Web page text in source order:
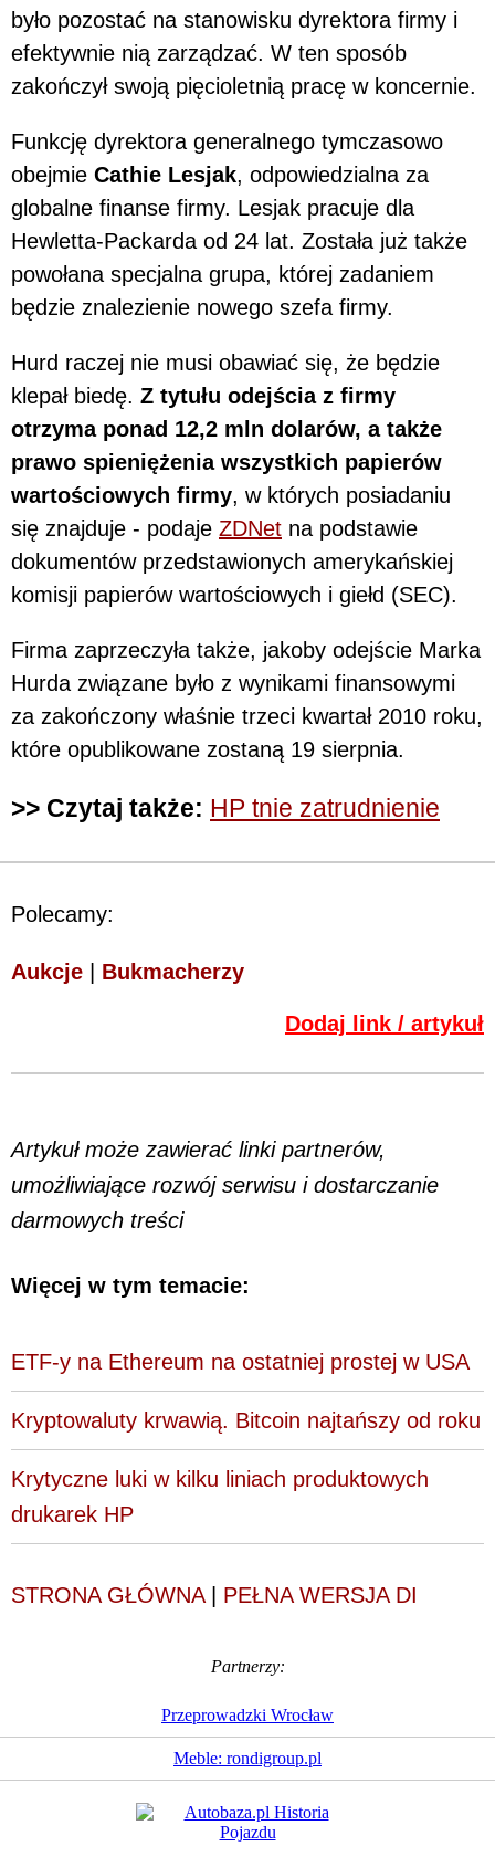
było pozostać na stanowisku dyrektora firmy i
efektywnie nią zarządzać. W ten sposób
zakończył swoją pięcioletnią pracę w koncernie.
Funkcję dyrektora generalnego tymczasowo
obejmie Cathie Lesjak, odpowiedzialna za
globalne finanse firmy. Lesjak pracuje dla
Hewletta-Packarda od 24 lat. Została już także
powołana specjalna grupa, której zadaniem
będzie znalezienie nowego szefa firmy.
Hurd raczej nie musi obawiać się, że będzie
klepał biedę. Z tytułu odejścia z firmy
otrzyma ponad 12,2 mln dolarów, a także
prawo spieniężenia wszystkich papierów
wartościowych firmy, w których posiadaniu
się znajduje - podaje ZDNet na podstawie
dokumentów przedstawionych amerykańskiej
komisji papierów wartościowych i giełd (SEC).
Firma zaprzeczyła także, jakoby odejście Marka
Hurda związane było z wynikami finansowymi
za zakończony właśnie trzeci kwartał 2010 roku,
które opublikowane zostaną 19 sierpnia.
>> Czytaj także: HP tnie zatrudnienie
Polecamy:
Aukcje Bukmacherzy
Dodaj link / artykuł
Artykuł może zawierać linki partnerów,
umożliwiające rozwój serwisu i dostarczanie
darmowych treści
Więcej w tym temacie:
ETF-y na Ethereum na ostatniej prostej w USA
Kryptowaluty krwawią. Bitcoin najtańszy od roku
Krytyczne luki w kilku liniach produktowych
drukarek HP
STRONA GŁÓWNA| PEŁNA WERSJA DI
Partnerzy:
Przeprowadzki Wrocław
Meble: rondigroup.pl